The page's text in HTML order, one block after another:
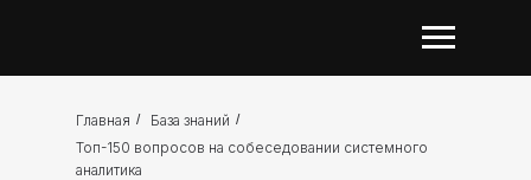
Главная / База знаний /
Топ-150 вопросов на собеседовании системного
аналитика